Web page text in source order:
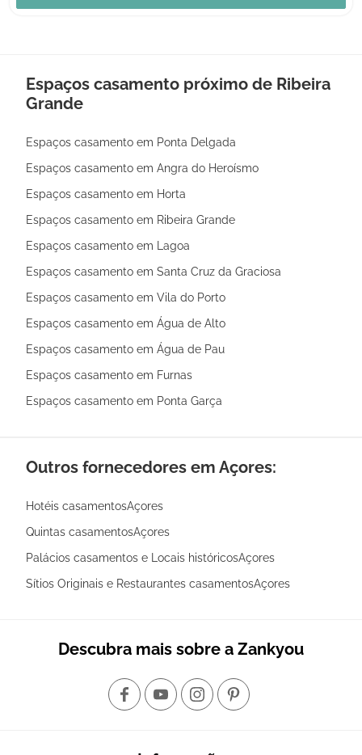
Espaços casamento próximo de Ribeira
Grande
Espaços casamento em Ponta Delgada
Espaços casamento em Angra do Heroísmo
Espaços casamento em Horta
Espaços casamento em Ribeira Grande
Espaços casamento em Lagoa
Espaços casamento em Santa Cruz da Graciosa
Espaços casamento em Vila do Porto
Espaços casamento em Água de Alto
Espaços casamento em Água de Pau
Espaços casamento em Furnas
Espaços casamento em Ponta Garça
Outros fornecedores em Açores:
Hotéis casamentosAçores
Quintas casamentosAçores
Palácios casamentos e Locais históricosAçores
Sítios Originais e Restaurantes casamentosAçores
Descubra mais sobre a Zankyou